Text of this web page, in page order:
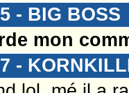
- BIG BOSS
mon
-